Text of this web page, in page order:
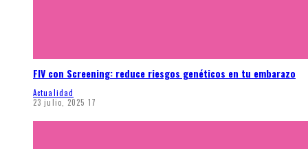
FIV con Screening: reduce riesgos genéticos en tu embarazo
Actualidad
23 julio, 2025 17